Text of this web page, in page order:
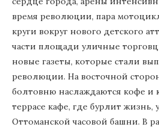
время революции, пара
круги вокруг нового детского
части площади уличные
новые газеты, которые стали
революции. На восточной
болтовню наслаждаются кофе и
террасе кафе, где бурлит жизнь,
Оттоманской часовой башни. В